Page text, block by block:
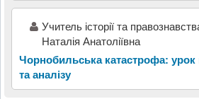
Учитель історії та
Наталія Анатоліївна
Чорнобильська катастрофа: урок
та аналізу